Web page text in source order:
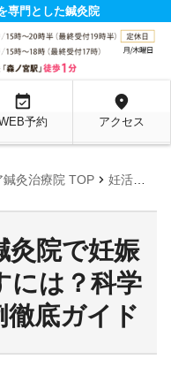
専門とした鍼灸院
event_available
予約
location_on
アクセス
灸治療院 TOP chevron_right 妊活お役立ち情報ページ
灸院で妊娠
には？科学
徹底ガイド